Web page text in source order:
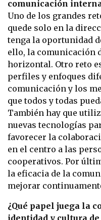
comunicación
Uno de los grandes
quede solo en la
tenga la oportunidad
ello, la comunicación
horizontal. Otro reto
perfiles y enfoques
comunicación y los
que todos y todas
También hay que
nuevas tecnologías
favorecer la
en el centro a las
cooperativos. Por
la eficacia de la
mejorar
¿Qué papel juega la
identidad y cultura